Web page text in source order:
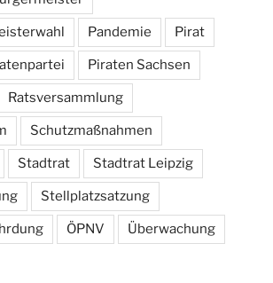
Pandemie Pirat
Piraten Sachsen
Ratsversammlung
Schutzmaßnahmen
Stadtrat Stadtrat Leipzig
Stellplatzsatzung
ÖPNV Überwachung